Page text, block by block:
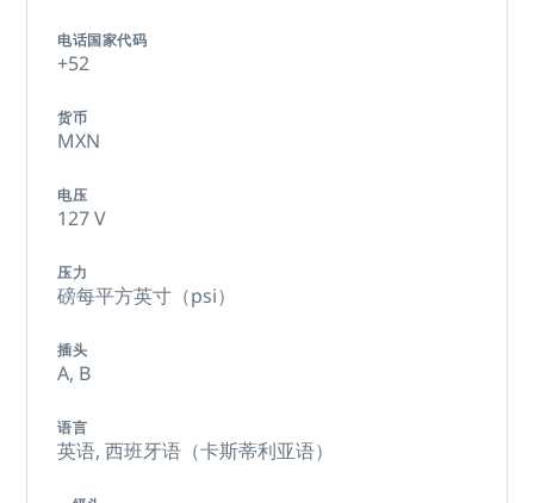
电话国家代码
+52
货币
MXN
电压
127 V
压力
磅每平方英寸（psi）
插头
A, B
语言
英语,西班牙语（卡斯蒂利亚语）